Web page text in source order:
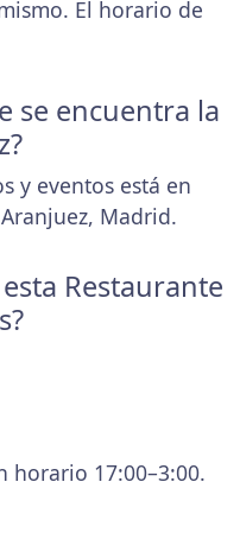
El horario de
se encuentra la
y eventos está en
Madrid.
Restaurante
horario 17:00–3:00.